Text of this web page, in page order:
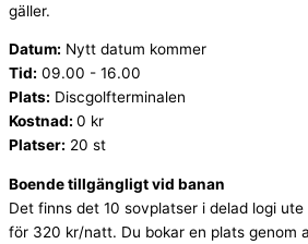
gäller.
Datum: Nytt datum kommer
Tid: 09.00 - 16.00
Plats: Discgolfterminalen
Kostnad: 0 kr
Platser: 20 st
Boende tillgängligt vid banan
Det finns det 10 sovplatser i delad logi
för 320 kr/natt. Du bokar en plats genom